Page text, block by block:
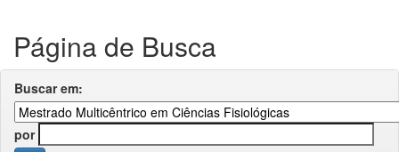
Página de Busca
Buscar em:
por